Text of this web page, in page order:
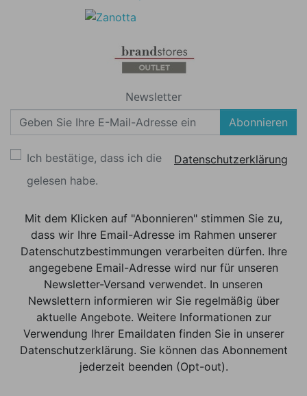
Newsletter
Abonnieren
Ich bestätige, dass ich die
Datenschutzerklärung
gelesen habe.
Mit dem Klicken auf "Abonnieren" stimmen Sie zu,
dass wir Ihre Email-Adresse im Rahmen unserer
Datenschutzbestimmungen verarbeiten dürfen. Ihre
angegebene Email-Adresse wird nur für unseren
Newsletter-Versand verwendet. In unseren
Newslettern informieren wir Sie regelmäßig über
aktuelle Angebote. Weitere Informationen zur
Verwendung Ihrer Emaildaten finden Sie in unserer
Datenschutzerklärung. Sie können das Abonnement
jederzeit beenden (Opt-out).